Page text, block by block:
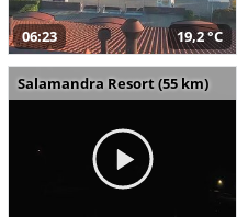
06:23 19,2 °C
Salamandra Resort (55 km)